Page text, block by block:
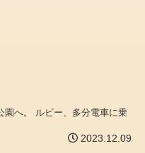
園へ。 ルビー、多分電車に乗
2023.12.09